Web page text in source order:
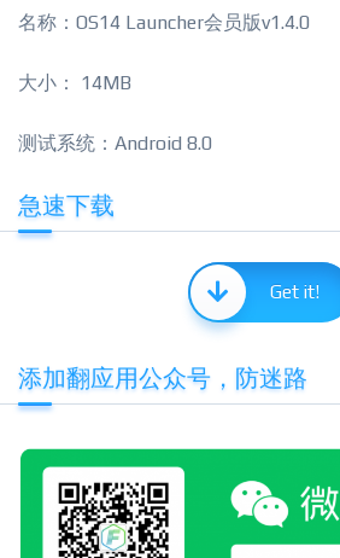
名称：OS14 Launcher会员版v1.4.0
大小： 14MB
测试系统：Android 8.0
急速下载
Get it!
添加翻应用公众号，防迷路